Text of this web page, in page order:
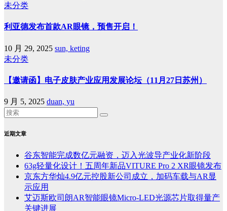
未分类
利亚德发布首款AR眼镜，预售开启！
10 月 29, 2025 sun, keting
未分类
【邀请函】电子皮肤产业应用发展论坛（11月27日苏州）
9 月 5, 2025 duan, yu
近期文章
谷东智能完成数亿元融资，迈入光波导产业化新阶段
63g轻量化设计！五周年新品VITURE Pro 2 XR眼镜发布
京东方华灿4.9亿元控股新公司成立，加码车载与AR显
示应用
艾迈斯欧司朗AR智能眼镜Micro-LED光源芯片取得量产
关键进展